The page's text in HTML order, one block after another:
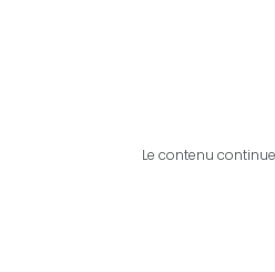
Le contenu